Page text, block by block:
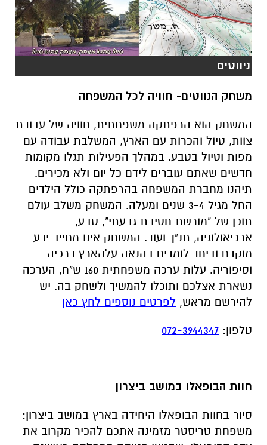
ניווטים
משחק הנווטים- חוויה לכל המשפחה
המשחק הוא הרפתקה משפחתית, חוויה של עבודת
צוות, טיול והכרות עם הארץ, המשלבת עבודה עם
מפות וטיול בטבע. במהלך הפעילות תגלו מקומות
חדשים שאתם עוברים לידם כל יום ולא מכירים.
תיהנו מחברת המשפחה בהרפתקה כולל הילדים
החל מגיל 3-4 שנים ומעלה. המשחק משלב עולם
תוכן של "מורשת חטיבת גבעתי", טבע,
ארכיאולוגיה, תנ"ך ועוד. המשחק אינו מחייב ידע
מוקדם וביחד לומדים בהנאה עלהארץ דרכיה
וסיפוריה. עלות ערכה משפחתית 160 ש"ח, הערכה
נשארת אצלכם ותוכלו להמשיך ולשחק בה. יש
להירשם מראש, לפרטים נוספים לחץ כאן
טלפון:
072-3944347
חוות הבופאלו במושב ביצרון
סיור בחוות הבופאלו היחידה בארץ במושב ביצרון:
משפחת טריסטר מזמינה אתכם להכיר מקרוב את